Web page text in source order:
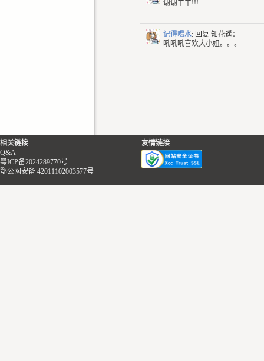
谢谢羊羊!!!
记得喝水: 回复 知花遥：
吼吼吼喜欢大小姐。。。
相关链接
Q&A
粤ICP备2024289770号
鄂公网安备 42011102003577号
友情链接